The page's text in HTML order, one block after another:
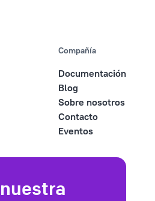
Compañía
Documentación
Blog
Sobre nosotros
Contacto
Eventos